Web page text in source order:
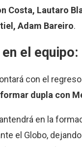
Costa, Lautaro
Adam Bareiro.
el
con el
dupla con
en la
el Globo,